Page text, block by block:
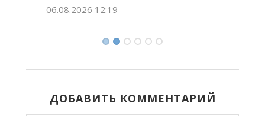
05.08.2026 15:24
ДОБАВИТЬ КОММЕНТАРИЙ